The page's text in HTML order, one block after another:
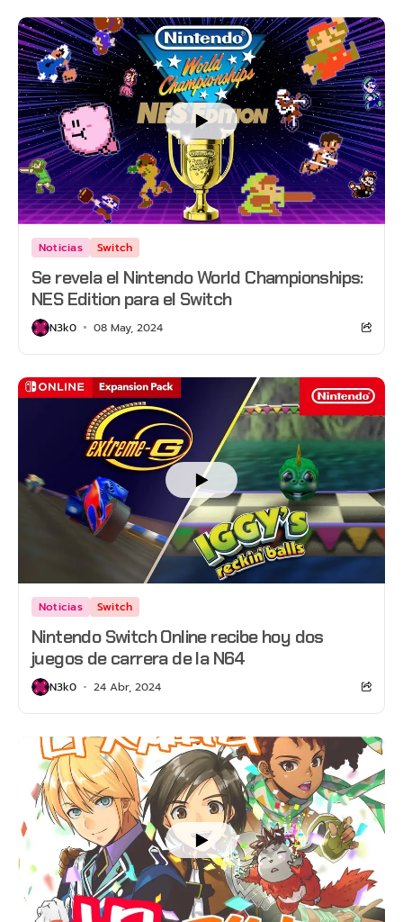
Noticias Switch
Se revela el Nintendo World Championships:
NES Edition para el Switch
N3k0 08 May, 2024
Noticias Switch
Nintendo Switch Online recibe hoy dos
juegos de carrera de la N64
N3k0 24 Abr, 2024